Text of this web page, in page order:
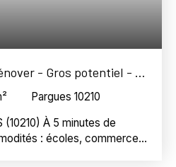
- Gros potentiel - 5
Pargues 10210
(10210) À 5 minutes de
: écoles, commerces,